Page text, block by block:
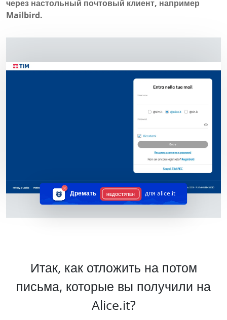
через настольный почтовый клиент, например
Mailbird.
Дремать НЕДОСТУПЕН для alice.it
Итак, как отложить на потом
письма, которые вы получили на
Alice.it?